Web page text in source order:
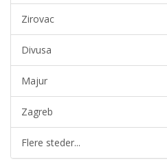
Zirovac
Divusa
Majur
Zagreb
Flere steder...